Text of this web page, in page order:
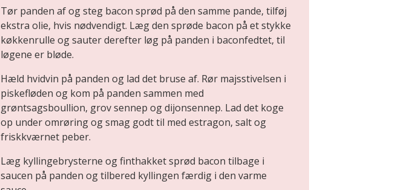
Tør panden af og steg bacon sprød på den samme pande, tilføj
ekstra olie, hvis nødvendigt. Læg den sprøde bacon på et stykke
køkkenrulle og sauter derefter løg på panden i baconfedtet, til
løgene er bløde.
Hæld hvidvin på panden og lad det bruse af. Rør majsstivelsen i
piskefløden og kom på panden sammen med
grøntsagsboullion, grov sennep og dijonsennep. Lad det koge
op under omrøring og smag godt til med estragon, salt og
friskkværnet peber.
Læg kyllingebrysterne og finthakket sprød bacon tilbage i
saucen på panden og tilbered kyllingen færdig i den varme